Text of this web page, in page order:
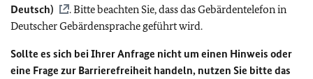
Deutsch)
. Bitte beachten Sie, dass das Gebärdentelefon in
Deutscher Gebärdensprache geführt wird.
Sollte es sich bei Ihrer Anfrage nicht um einen Hinweis oder
eine Frage zur Barrierefreiheit handeln, nutzen Sie bitte das